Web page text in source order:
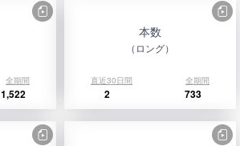
全期間
1,522
本数
（ロング）
直近30日間 全期間
2 733